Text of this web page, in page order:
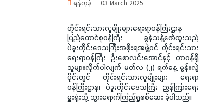
ရန်ကုန် 03 March 2025
တိုင်းရင်းသားလူမျိုးများရေးရာဝန်ကြီးဌာန
ပြည်ထောင်စုဝန်ကြီး ခွန်သန့်ဇော်ထူးသည်
ပဲခူးတိုင်းဒေသကြီးအစိုးရအဖွဲ့ဝင် တိုင်းရင်းသား
ရေးရာဝန်ကြီး ဦးစောလင်းအောင်နှင့် တာဝန်ရှိ
သူများလိုက်ပါလျက် မတ်လ (၂) ရက်နေ့ မွန်းလွဲ
ပိုင်းတွင် တိုင်းရင်းသားလူမျိုးများ ရေးရာ
ဝန်ကြီးဌာန၊ ပဲခူးတိုင်းဒေသကြီး ညွှန်ကြားရေး
မှူးရုံးသို့ သွားရောက်ကြည့်ရှုစစ်ဆေး ခဲ့ပါသည်။